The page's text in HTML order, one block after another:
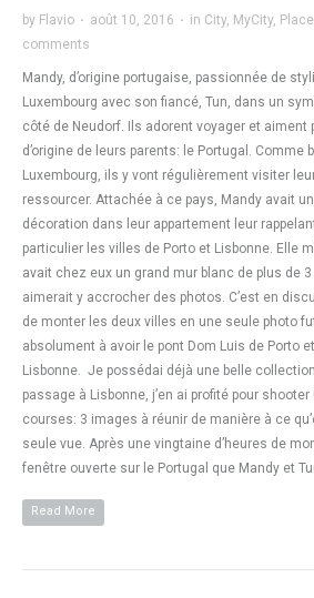
by Flavio · août 10, 2016 · in City, MyCity,
comments
Mandy, d’origine portugaise, passionnée de
Luxembourg avec son fiancé, Tun, dans un
côté de Neudorf. Ils adorent voyager et aiment
d’origine de leurs parents: le Portugal. Comme
Luxembourg, ils y vont régulièrement visiter
ressourcer. Attachée à ce pays, Mandy avait
décoration dans leur appartement leur
particulier les villes de Porto et Lisbonne. Elle
avait chez eux un grand mur blanc de plus de
aimerait y accrocher des photos. C’est en
de monter les deux villes en une seule photo
absolument à avoir le pont Dom Luis de Porto
Lisbonne. Je possédai déjà une belle
passage à Lisbonne, j’en ai profité pour
courses: 3 images à réunir de manière à ce
seule vue. Après une vingtaine d’heures de
fenêtre ouverte sur le Portugal que Mandy et
Read More